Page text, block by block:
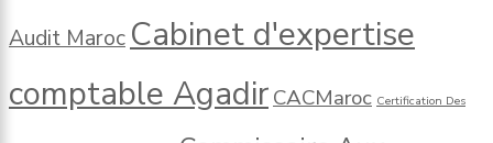
Audit Maroc Cabinet d'expertise
comptable AgadirCACMaroc Certification Des